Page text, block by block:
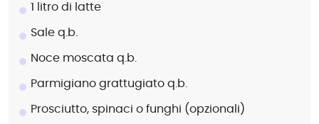
1 litro di latte
Sale q.b.
Noce moscata q.b.
Parmigiano grattugiato q.b.
Prosciutto, spinaci o funghi (opzionali)